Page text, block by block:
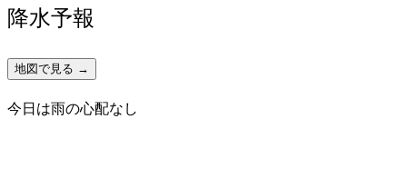
降水予報
地図で見る →
今日は雨の心配なし